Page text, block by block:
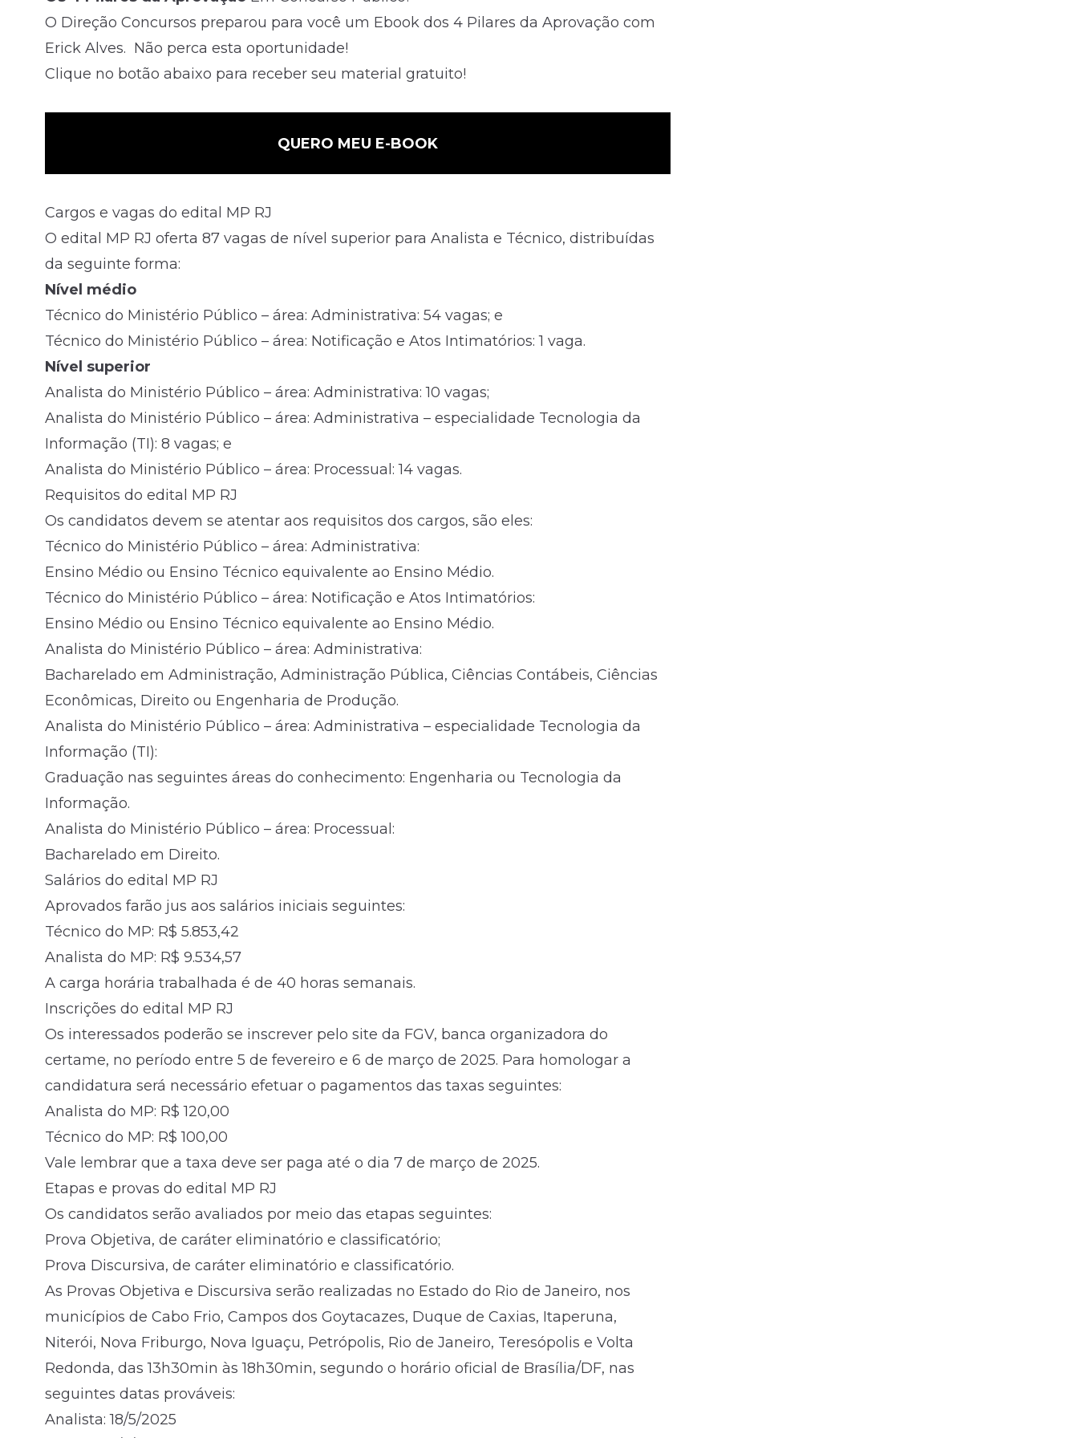
O Direção Concursos preparou para você um Ebook dos 4 Pilares da Aprovação com
Erick Alves. Não perca esta oportunidade!
Clique no botão abaixo para receber seu material gratuito!
QUERO MEU E-BOOK
Cargos e vagas do edital MP RJ
O edital MP RJ oferta 87 vagas de nível superior para Analista e Técnico, distribuídas
da seguinte forma:
Nível médio
Técnico do Ministério Público – área: Administrativa: 54 vagas; e
Técnico do Ministério Público – área: Notificação e Atos Intimatórios: 1 vaga.
Nível superior
Analista do Ministério Público – área: Administrativa: 10 vagas;
Analista do Ministério Público – área: Administrativa – especialidade Tecnologia da
Informação (TI): 8 vagas; e
Analista do Ministério Público – área: Processual: 14 vagas.
Requisitos do edital MP RJ
Os candidatos devem se atentar aos requisitos dos cargos, são eles:
Técnico do Ministério Público – área: Administrativa:
Ensino Médio ou Ensino Técnico equivalente ao Ensino Médio.
Técnico do Ministério Público – área: Notificação e Atos Intimatórios:
Ensino Médio ou Ensino Técnico equivalente ao Ensino Médio.
Analista do Ministério Público – área: Administrativa:
Bacharelado em Administração, Administração Pública, Ciências Contábeis, Ciências
Econômicas, Direito ou Engenharia de Produção.
Analista do Ministério Público – área: Administrativa – especialidade Tecnologia da
Informação (TI):
Graduação nas seguintes áreas do conhecimento: Engenharia ou Tecnologia da
Informação.
Analista do Ministério Público – área: Processual:
Bacharelado em Direito.
Salários do edital MP RJ
Aprovados farão jus aos salários iniciais seguintes:
Técnico do MP: R$ 5.853,42
Analista do MP: R$ 9.534,57
A carga horária trabalhada é de 40 horas semanais.
Inscrições do edital MP RJ
Os interessados poderão se inscrever pelo site da FGV, banca organizadora do
certame, no período entre 5 de fevereiro e 6 de março de 2025. Para homologar a
candidatura será necessário efetuar o pagamentos das taxas seguintes:
Analista do MP: R$ 120,00
Técnico do MP: R$ 100,00
Vale lembrar que a taxa deve ser paga até o dia 7 de março de 2025.
Etapas e provas do edital MP RJ
Os candidatos serão avaliados por meio das etapas seguintes:
Prova Objetiva, de caráter eliminatório e classificatório;
Prova Discursiva, de caráter eliminatório e classificatório.
As Provas Objetiva e Discursiva serão realizadas no Estado do Rio de Janeiro, nos
municípios de Cabo Frio, Campos dos Goytacazes, Duque de Caxias, Itaperuna,
Niterói, Nova Friburgo, Nova Iguaçu, Petrópolis, Rio de Janeiro, Teresópolis e Volta
Redonda, das 13h30min às 18h30min, segundo o horário oficial de Brasília/DF, nas
seguintes datas prováveis:
Analista: 18/5/2025